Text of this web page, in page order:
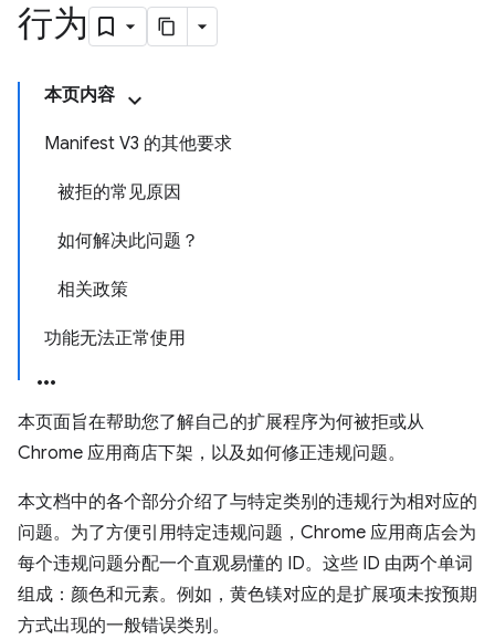
行为
本页内容
Manifest V3 的其他要求
被拒的常见原因
如何解决此问题？
相关政策
功能无法正常使用
本页面旨在帮助您了解自己的扩展程序为何被拒或从
Chrome 应用商店下架，以及如何修正违规问题。
本文档中的各个部分介绍了与特定类别的违规行为相对应的
问题。为了方便引用特定违规问题，Chrome 应用商店会为
每个违规问题分配一个直观易懂的 ID。这些 ID 由两个单词
组成：颜色和元素。例如，黄色镁对应的是扩展项未按预期
方式出现的一般错误类别。